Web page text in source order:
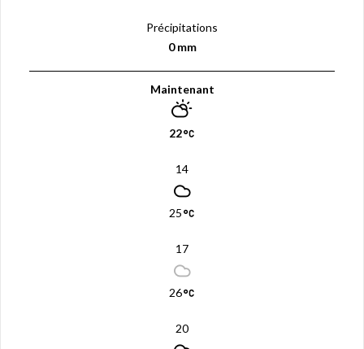
Précipitations
0 mm
Maintenant
22
14
25
17
26
20